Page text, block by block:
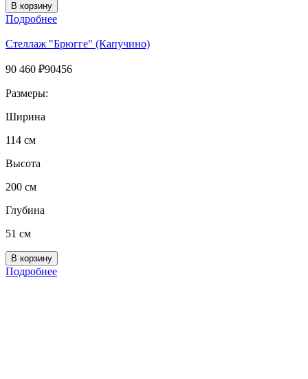
Подробнее
Стеллаж "Брюгге" (Капучино)
90 460 ₽90456
Размеры:
Ширина
114 см
Высота
200 см
Глубина
51 см
Подробнее